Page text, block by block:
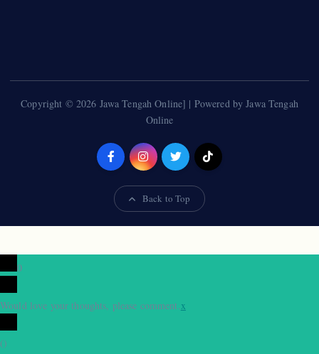
Copyright © 2026 Jawa Tengah Online] | Powered by Jawa Tengah
Online
Back to Top
0
Would love your thoughts, please comment.x
()